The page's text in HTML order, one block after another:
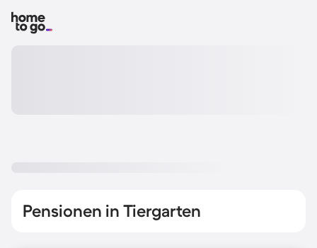
Pensionen in Tiergarten